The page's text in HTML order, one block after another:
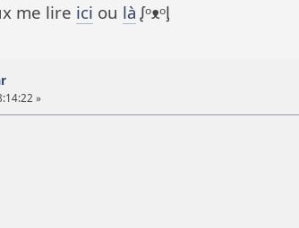
me lire ici ou là ᶘᵒᴥᵒᶅ
»